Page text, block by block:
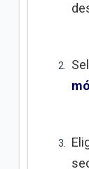
VER MÁS